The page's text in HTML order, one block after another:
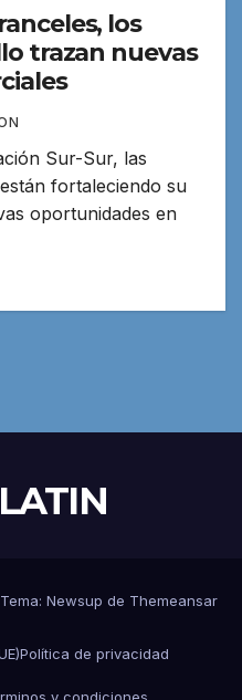
los
trazan nuevas
Sur-Sur, las
fortaleciendo su
oportunidades en
Tema: Newsup de Themeansar
Política de privacidad
y condiciones